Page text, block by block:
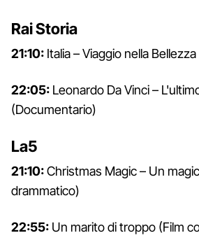
Rai Storia
21:10: Italia – Viaggio nella
22:05: Leonardo Da Vinci –
(Documentario)
La5
21:10:Christmas Magic – Un
drammatico)
22:55: Un marito di troppo (Film